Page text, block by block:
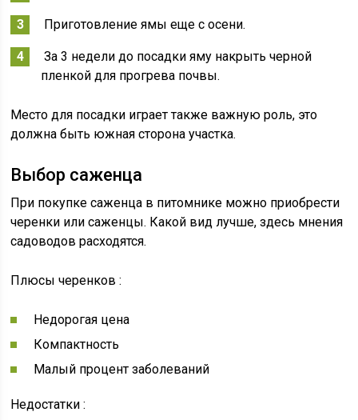
Приготовление ямы еще с осени.
За 3 недели до посадки яму накрыть черной
пленкой для прогрева почвы.
Место для посадки играет также важную роль, это
должна быть южная сторона участка.
Выбор саженца
При покупке саженца в питомнике можно приобрести
черенки или саженцы. Какой вид лучше, здесь мнения
садоводов расходятся.
Плюсы черенков :
Недорогая цена
Компактность
Малый процент заболеваний
Недостатки :